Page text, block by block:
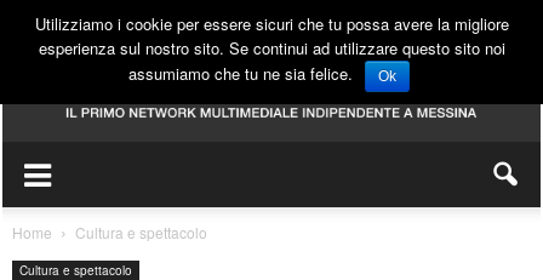
Home Cultura e spettacolo
Cultura e spettacolo
Utilizziamo i cookie per essere sicuri che tu possa avere la migliore
esperienza sul nostro sito. Se continui ad utilizzare questo sito noi
assumiamo che tu ne sia felice.
Ok